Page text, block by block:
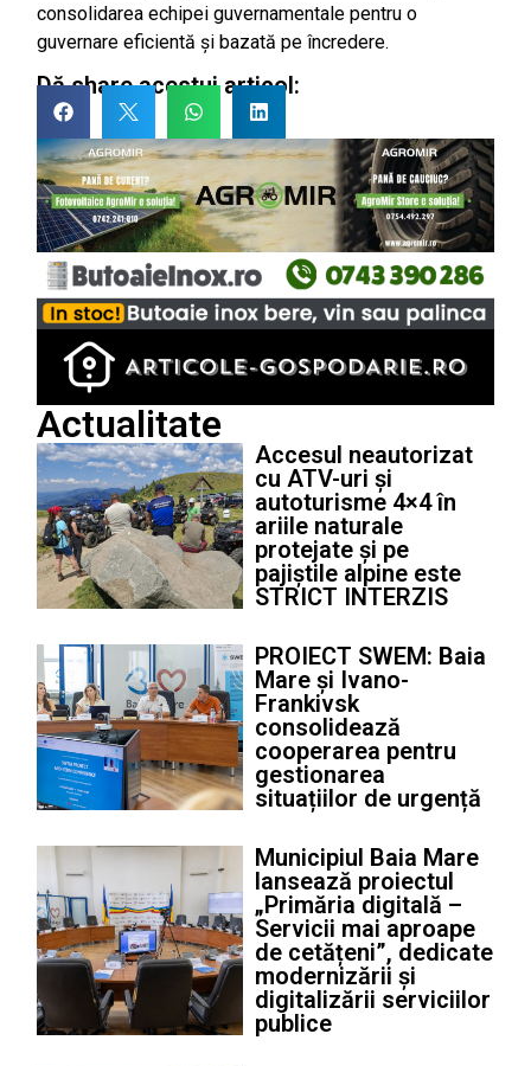
consolidarea echipei guvernamentale pentru o
guvernare eficientă și bazată pe încredere.
Dă share acestui articol:
Actualitate
Accesul neautorizat
cu ATV-uri și
autoturisme 4×4 în
ariile naturale
protejate și pe
pajiștile alpine este
STRICT INTERZIS
PROIECT SWEM: Baia
Mare și Ivano-
Frankivsk
consolidează
cooperarea pentru
gestionarea
situațiilor de urgență
Municipiul Baia Mare
lansează proiectul
„Primăria digitală –
Servicii mai aproape
de cetățeni”, dedicate
modernizării și
digitalizării serviciilor
publice